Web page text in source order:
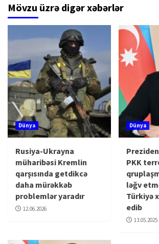
Mövzu üzrə digər xəbərlər
Dünya
Rusiya-Ukrayna
müharibəsi Kremlin
qarşısında getdikcə
daha mürəkkəb
problemlər yaradır
12.06.2026
Dünya
PKK
ləğv
Türkiyə
edib
13.05.2025